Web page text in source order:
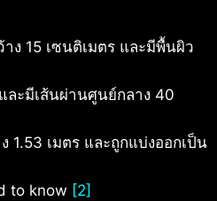
ง 15 เซนติเมตร และมีพื้นผิว
ะมีเส้นผ่านศูนย์กลาง 40
1.53 เมตร และถูกแบ่งออกเป็น
to know [2]